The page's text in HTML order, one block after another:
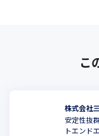
こ
株式会社
安定性抜
トエンド